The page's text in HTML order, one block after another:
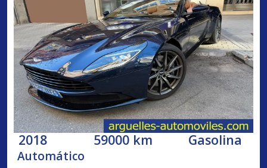
2018 59000 km Gasolina
Automático